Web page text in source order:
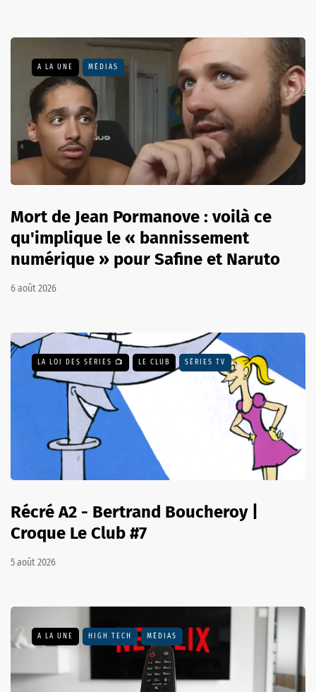
A LA UNE MÉDIAS
Mort de Jean Pormanove : voilà ce
qu'implique le « bannissement
numérique » pour Safine et Naruto
6 août 2026
LA LOI DES SÉRIES 📺 LE CLUB SÉRIES TV
Récré A2 - Bertrand Boucheroy |
Croque Le Club #7
5 août 2026
A LA UNE HIGH TECH MÉDIAS